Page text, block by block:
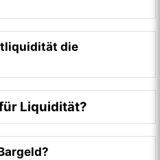
die
Liquidität?